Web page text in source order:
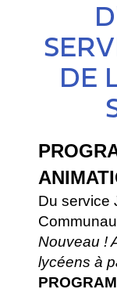
DE
Du service
Nouveau !
lycéens à